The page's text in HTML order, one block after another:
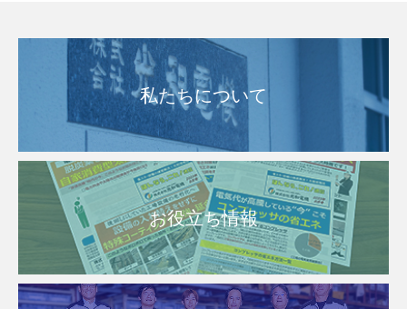
私たちについて
お役立ち情報